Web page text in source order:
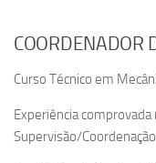
COORDENADOR
Curso Técnico em
Experiência
Supervisão/